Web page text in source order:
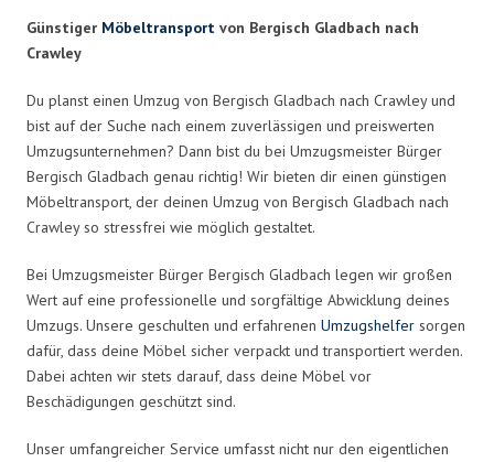
Günstiger Möbeltransport von Bergisch Gladbach nach
Crawley
Du planst einen Umzug von Bergisch Gladbach nach Crawley und
bist auf der Suche nach einem zuverlässigen und preiswerten
Umzugsunternehmen? Dann bist du bei Umzugsmeister Bürger
Bergisch Gladbach genau richtig! Wir bieten dir einen günstigen
Möbeltransport, der deinen Umzug von Bergisch Gladbach nach
Crawley so stressfrei wie möglich gestaltet.
Bei Umzugsmeister Bürger Bergisch Gladbach legen wir großen
Wert auf eine professionelle und sorgfältige Abwicklung deines
Umzugs. Unsere geschulten und erfahrenen Umzugshelfer sorgen
dafür, dass deine Möbel sicher verpackt und transportiert werden.
Dabei achten wir stets darauf, dass deine Möbel vor
Beschädigungen geschützt sind.
Unser umfangreicher Service umfasst nicht nur den eigentlichen